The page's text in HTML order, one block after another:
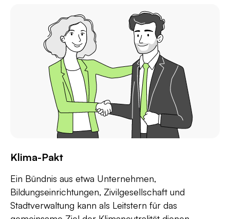
Klima-Pakt
Ein Bündnis aus etwa Unternehmen,
Bildungseinrichtungen, Zivilgesellschaft und
Stadtverwaltung kann als Leitstern für das